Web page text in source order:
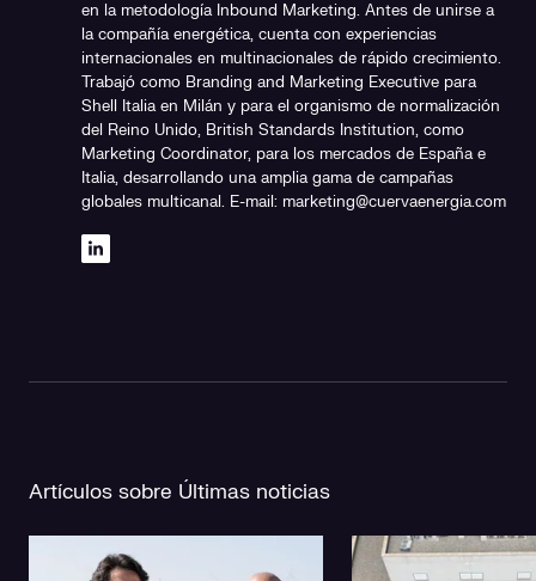
en la metodología Inbound Marketing. Antes de unirse a
la compañía energética, cuenta con experiencias
internacionales en multinacionales de rápido crecimiento.
Trabajó como Branding and Marketing Executive para
Shell Italia en Milán y para el organismo de normalización
del Reino Unido, British Standards Institution, como
Marketing Coordinator, para los mercados de España e
Italia, desarrollando una amplia gama de campañas
globales multicanal. E-mail: marketing@cuervaenergia.com
Artículos sobre Últimas noticias